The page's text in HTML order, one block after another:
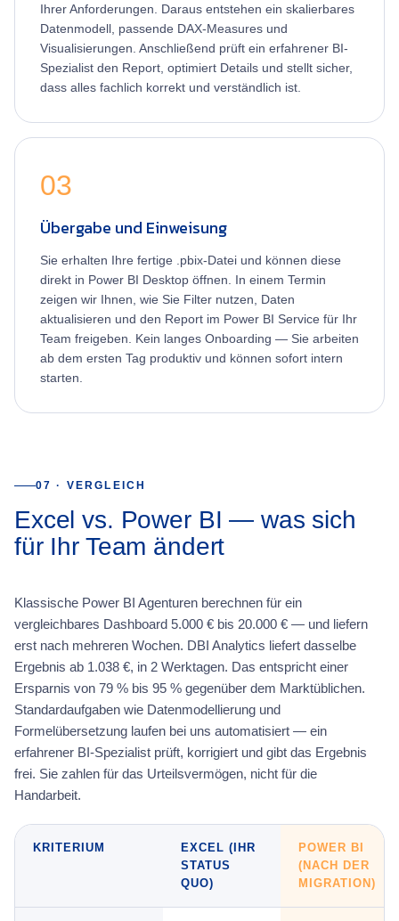
Ihrer Anforderungen. Daraus entstehen ein skalierbares
Datenmodell, passende DAX-Measures und
Visualisierungen. Anschließend prüft ein erfahrener BI-
Spezialist den Report, optimiert Details und stellt sicher,
dass alles fachlich korrekt und verständlich ist.
03
Übergabe und Einweisung
Sie erhalten Ihre fertige .pbix-Datei und können diese
direkt in Power BI Desktop öffnen. In einem Termin
zeigen wir Ihnen, wie Sie Filter nutzen, Daten
aktualisieren und den Report im Power BI Service für Ihr
Team freigeben. Kein langes Onboarding — Sie arbeiten
ab dem ersten Tag produktiv und können sofort intern
starten.
07 · VERGLEICH
Excel vs. Power BI — was sich
für Ihr Team ändert
Klassische Power BI Agenturen berechnen für ein
vergleichbares Dashboard 5.000 € bis 20.000 € — und liefern
erst nach mehreren Wochen. DBI Analytics liefert dasselbe
Ergebnis ab 1.038 €, in 2 Werktagen. Das entspricht einer
Ersparnis von 79 % bis 95 % gegenüber dem Marktüblichen.
Standardaufgaben wie Datenmodellierung und
Formelübersetzung laufen bei uns automatisiert — ein
erfahrener BI-Spezialist prüft, korrigiert und gibt das Ergebnis
frei. Sie zahlen für das Urteilsvermögen, nicht für die
Handarbeit.
KRITERIUM
EXCEL (IHR
STATUS
QUO)
POWER BI
(NACH DER
MIGRATION)